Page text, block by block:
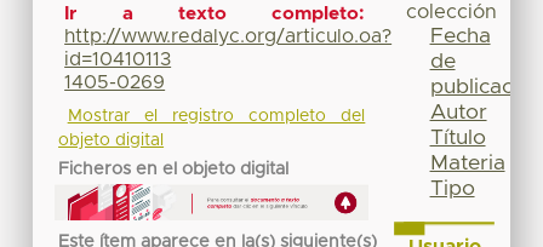
Ir a texto completo:
http://www.redalyc.org/articulo.oa?
id=10410113
1405-0269
Mostrar el registro completo del
objeto digital
Ficheros en el objeto digital
Este ítem aparece en la(s) siguiente(s)
colección
Fecha
de
publicación
Autor
Título
Materia
Tipo